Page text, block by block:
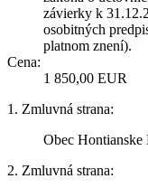
závierky k
osobitných
platnom znení).
Cena:
1 850,00 EUR
1. Zmluvná strana:
Obec Hontianske
2. Zmluvná strana: